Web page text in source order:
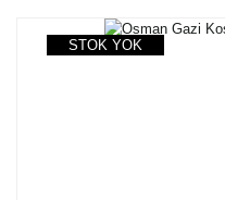
STOK YOK